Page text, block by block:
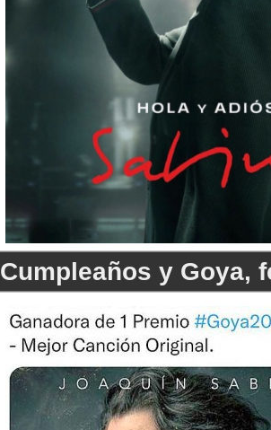
Cumpleaños y Goya,